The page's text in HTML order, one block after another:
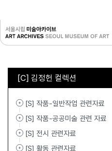
[C] 김정헌 컬렉션
[S] 작품-일반작업 관련자료
[S] 작품-공공미술 관련 자료
[S] 전시 관련자료
[S] 활동 관련자료